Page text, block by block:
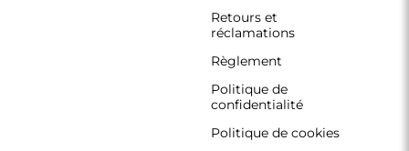
Retours et
réclamations
Règlement
Politique de
confidentialité
Politique de cookies